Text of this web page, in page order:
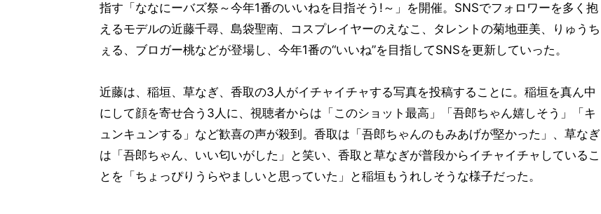
指す「ななにーバズ祭～今年1番のいいねを目指そう!～」を開催。SNSでフォロワーを多く抱
えるモデルの近藤千尋、島袋聖南、コスプレイヤーのえなこ、タレントの菊地亜美、りゅうち
ぇる、ブロガー桃などが登場し、今年1番の“いいね”を目指してSNSを更新していった。
近藤は、稲垣、草なぎ、香取の3人がイチャイチャする写真を投稿することに。稲垣を真ん中
にして顔を寄せ合う3人に、視聴者からは「このショット最高」「吾郎ちゃん嬉しそう」「キ
ュンキュンする」など歓喜の声が殺到。香取は「吾郎ちゃんのもみあげが堅かった」、草なぎ
は「吾郎ちゃん、いい匂いがした」と笑い、香取と草なぎが普段からイチャイチャしているこ
とを「ちょっぴりうらやましいと思っていた」と稲垣もうれしそうな様子だった。